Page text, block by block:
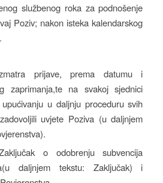
službenog roka za podnošenje
Poziv; nakon isteka kalendarskog
prijave, prema datumu i
zaprimanja,te na svakoj sjednici
u daljnju proceduru svih
uvjete Poziva (u daljnjem
o odobrenju subvencija
daljnjem tekstu: Zaključak) i